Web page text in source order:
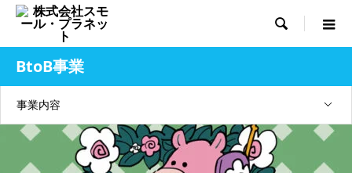

BtoB事業
事業内容